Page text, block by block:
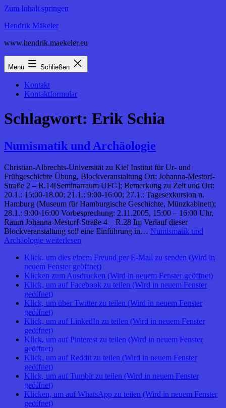
Zum Inhalt springen
Hendrik Mäkeler
www.hendrik.maekeler.eu
Menü Schließen
Kontakt
Kontaktformular
Schlagwort: Erik Schia
Numismatik und Archäologie
Christian-Albrechts-Universität zu Kiel Institut für Ur- und
Frühgeschichte Übung, Blockveranstaltung Ort: Johanna-Mestorf-
Straße 2 – R.14[Seminarraum UFG]; Bemerkung zu Zeit und Ort:
20.1.: 15:00-18.00; 21.1.: 9:00-16:00; 27.1.: Tagesexkursion n.
Hamburg (Museum für Hamburgische Geschichte, Münzkabinett);
28.1.: 9:00-16:00 Vorbesprechung: 2.11.2005, 15:00 – 16:00 Uhr,
Raum Johanna-Mestorf-Straße 4 – R.28 Im Verlauf dieser
Blockveranstaltung soll eine Einführung in… Numismatik und
Archäologie weiterlesen
Klick, um dies einem Freund per E-Mail zu senden (Wird in
neuem Fenster geöffnet)
Klicken zum Ausdrucken (Wird in neuem Fenster geöffnet)
Klick, um auf Facebook zu teilen (Wird in neuem Fenster
geöffnet)
Klick, um über Twitter zu teilen (Wird in neuem Fenster
geöffnet)
Klick, um auf LinkedIn zu teilen (Wird in neuem Fenster
geöffnet)
Klick, um auf Pinterest zu teilen (Wird in neuem Fenster
geöffnet)
Klick, um auf Reddit zu teilen (Wird in neuem Fenster
geöffnet)
Klick, um auf Tumblr zu teilen (Wird in neuem Fenster
geöffnet)
Klicken, um auf WhatsApp zu teilen (Wird in neuem Fenster
geöffnet)